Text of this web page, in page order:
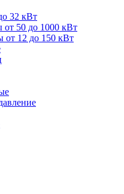
32 кВт
50 до 1000 кВт
от 12 до 150 кВт